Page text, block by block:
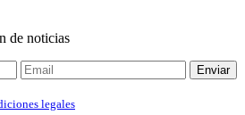
de noticias
legales